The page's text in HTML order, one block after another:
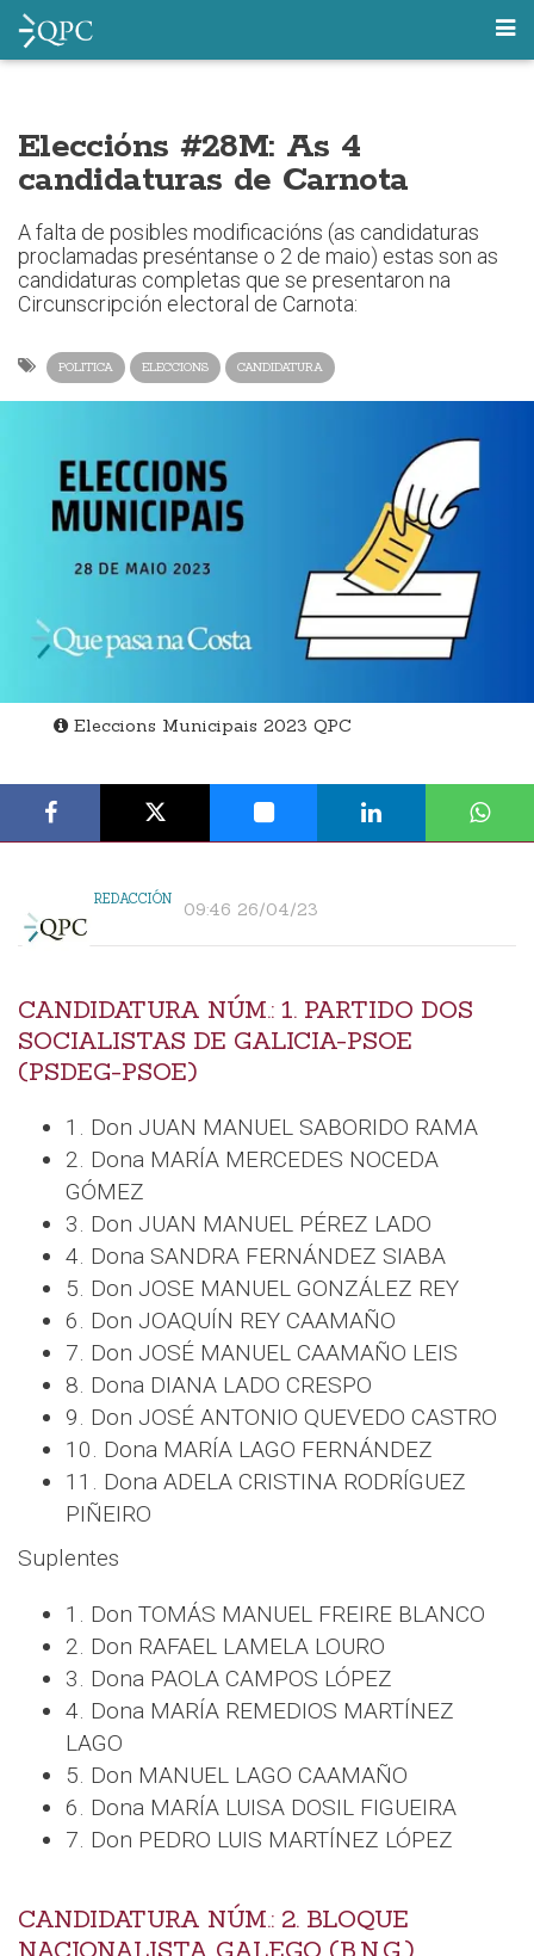
Eleccións #28M: As 4
candidaturas de Carnota
A falta de posibles modificacións (as candidaturas
proclamadas preséntanse o 2 de maio) estas son as
candidaturas completas que se presentaron na
Circunscripción electoral de Carnota:
POLITICA ELECCIONS CANDIDATURA
Eleccions Municipais 2023 QPC
REDACCIÓN 09:46 26/04/23
CANDIDATURA NÚM.: 1. PARTIDO DOS
SOCIALISTAS DE GALICIA-PSOE
(PSDEG-PSOE)
1. Don JUAN MANUEL SABORIDO RAMA
2. Dona MARÍA MERCEDES NOCEDA
GÓMEZ
3. Don JUAN MANUEL PÉREZ LADO
4. Dona SANDRA FERNÁNDEZ SIABA
5. Don JOSE MANUEL GONZÁLEZ REY
6. Don JOAQUÍN REY CAAMAÑO
7. Don JOSÉ MANUEL CAAMAÑO LEIS
8. Dona DIANA LADO CRESPO
9. Don JOSÉ ANTONIO QUEVEDO CASTRO
10. Dona MARÍA LAGO FERNÁNDEZ
11. Dona ADELA CRISTINA RODRÍGUEZ
PIÑEIRO
Suplentes
1. Don TOMÁS MANUEL FREIRE BLANCO
2. Don RAFAEL LAMELA LOURO
3. Dona PAOLA CAMPOS LÓPEZ
4. Dona MARÍA REMEDIOS MARTÍNEZ
LAGO
5. Don MANUEL LAGO CAAMAÑO
6. Dona MARÍA LUISA DOSIL FIGUEIRA
7. Don PEDRO LUIS MARTÍNEZ LÓPEZ
CANDIDATURA NÚM.: 2. BLOQUE
NACIONALISTA GALEGO (B.N.G.)